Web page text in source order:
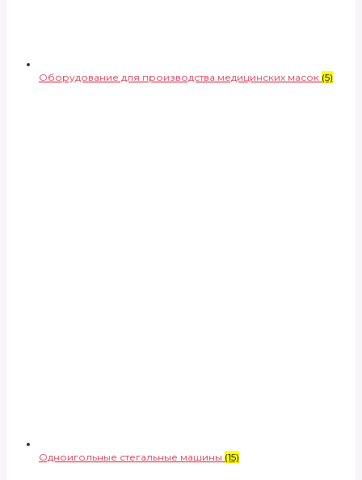
Оборудование для производства медицинских масок (5)
Одноигольные стегальные машины (15)